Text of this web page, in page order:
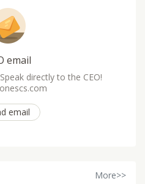
email
directly to the CEO!
email
More>>